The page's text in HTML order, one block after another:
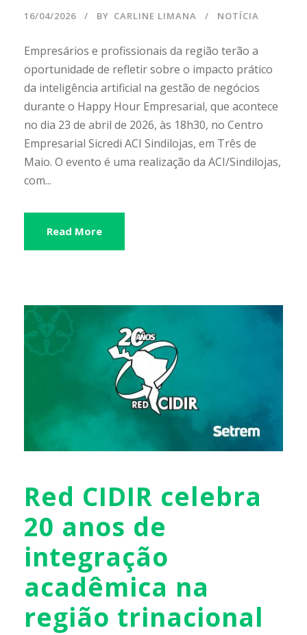
16/04/2026 BY CARLINE LIMANA NOTÍCIA
Empresários e profissionais da região terão a
oportunidade de refletir sobre o impacto prático
da inteligência artificial na gestão de negócios
durante o Happy Hour Empresarial, que acontece
no dia 23 de abril de 2026, às 18h30, no Centro
Empresarial Sicredi ACI Sindilojas, em Três de
Maio. O evento é uma realização da ACI/Sindilojas,
com...
Read More
Red CIDIR celebra
20 anos de
integração
acadêmica na
região trinacional